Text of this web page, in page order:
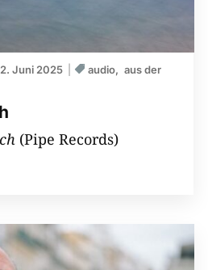
Juni 2025 audio
aus der
(Pipe Records)